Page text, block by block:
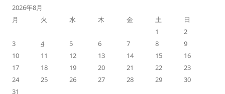
2026年8月
月
火 水 木 金 土
日
1
2
3
4 5 6 7 8
9
10
11 12 13 14 15
16
17
18 19 20 21 22
23
24
25 26 27 28 29
30
31